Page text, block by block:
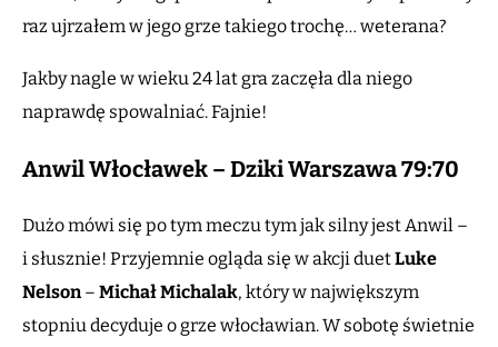
raz ujrzałem w jego grze takiego trochę… weterana?
Jakby nagle w wieku 24 lat gra zaczęła dla niego
naprawdę spowalniać. Fajnie!
Anwil Włocławek – Dziki Warszawa 79:70
Dużo mówi się po tym meczu tym jak silny jest Anwil –
i słusznie! Przyjemnie ogląda się w akcji duetLuke
Nelson– Michał Michalak, który w największym
stopniu decyduje o grze włocławian. W sobotę świetnie